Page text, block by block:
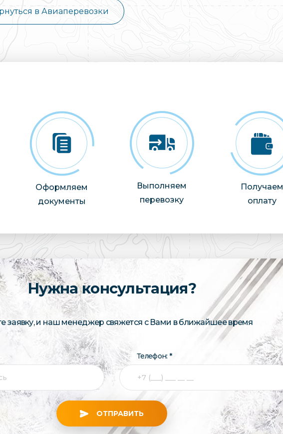
в Авиаперевозки
Оформляем
документы
Выполняем
перевозку
Получаем
оплату
Нужна консультация?
заявку, и наш менеджер свяжется с Вами в ближайшее время
Телефон: *
ОТПРАВИТЬ